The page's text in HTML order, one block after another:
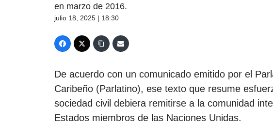
en marzo de 2016.
julio 18, 2025 | 18:30
De acuerdo con un comunicado emitido por el
Caribeño (Parlatino), ese texto que resume
sociedad civil debiera remitirse a la comunidad
Estados miembros de las Naciones Unidas.